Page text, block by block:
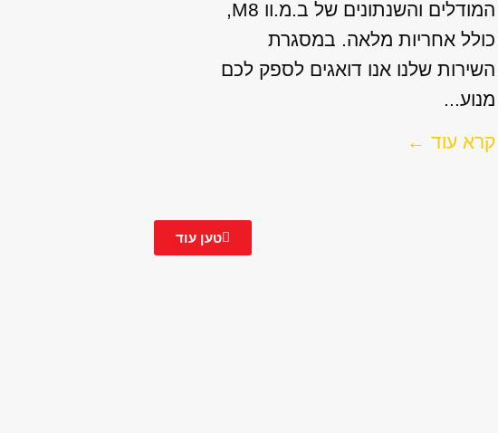
המודלים והשנתונים של ב.מ.וו M8,
כולל אחריות מלאה. במסגרת
השירות שלנו אנו דואגים לספק לכם
מנוע...
קרא עוד ←
טען עוד